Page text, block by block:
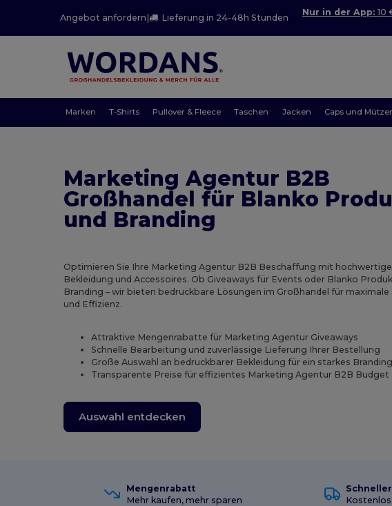
Angebot anfordern | Lieferung in 24-48h Stunden
Nur in der App: 10
Marken T-Shirts Pullover & Fleece Taschen Jacken Caps und
Marketing Agentur B2B
Großhandel für Blanko
und Branding
Optimieren Sie Ihre Marketing Agentur B2B Beschaffung mit
Bekleidung und Accessoires. Ob Giveaways für Events oder Blanko
Branding – wir bieten bedruckbare Lösungen im Großhandel für
und Effizienz.
Attraktive Mengenrabatte für Marketing Agentur Giveaways
Schnelle Bearbeitung und zuverlässige Lieferung Ihrer Bestellung
Große Auswahl an bedruckbarer Bekleidung für ein starkes Branding
Transparente Preise für effizientes Marketing Agentur B2B Budget
Auswahl entdecken
Mengenrabatt
Mehr kaufen, mehr sparen